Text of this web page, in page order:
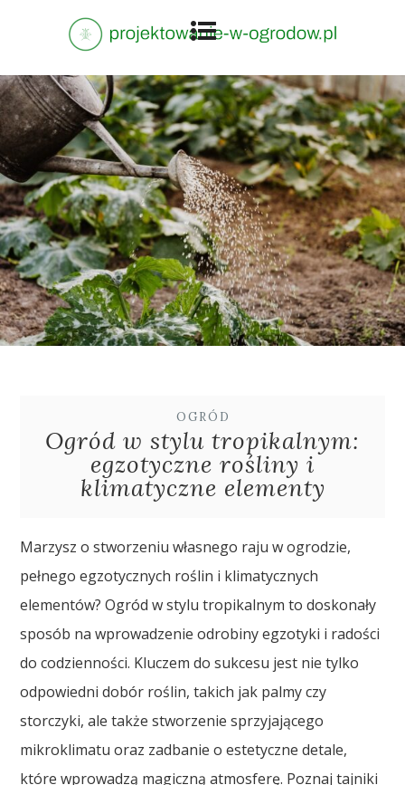
OGRÓD
Ogród w stylu tropikalnym:
egzotyczne rośliny i
klimatyczne elementy
Marzysz o stworzeniu własnego raju w ogrodzie,
pełnego egzotycznych roślin i klimatycznych
elementów? Ogród w stylu tropikalnym to doskonały
sposób na wprowadzenie odrobiny egzotyki i radości
do codzienności. Kluczem do sukcesu jest nie tylko
odpowiedni dobór roślin, takich jak palmy czy
storczyki, ale także stworzenie sprzyjającego
mikroklimatu oraz zadbanie o estetyczne detale,
które wprowadzą magiczną atmosferę. Poznaj tajniki